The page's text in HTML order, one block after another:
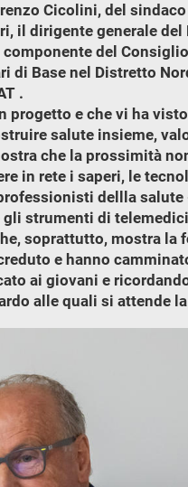
Cicolini, del
il dirigente generale
del
di Base nel Distretto
.
e che vi ha
salute insieme,
che la prossimità
in rete i saperi, le
dellla
strumenti di
soprattutto, mostra
e hanno
ai giovani e
alle quali si attende